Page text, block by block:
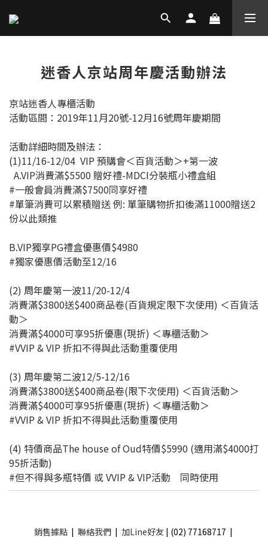
迷香人京站周年慶活動辦法
京站迷香人專櫃活動
活動區間：2019年11月20號-12月16號周年慶期間
活動詳細時間及辦法：
(1)11/16-12/04 VIP 預購會＜百貨活動＞+第一波
A.VIP消費滿$5500 贈好禮-MDCI分裝瓶小禮盒組
#一般會員消費滿$7500同享好禮
#單筆消費可以累積贈送 例: 單筆購物折扣後滿11000贈送2
份以此類推
B.VIP獨享PG禮盒優惠價$4980
#獨家優惠價活動至12/16
(2) 周年慶第一波11/20-12/4
消費滿$3800送$400商品卷(百貨規定限下次使用) ＜百貨活
動＞
消費滿$4000可享95折優惠(現折) ＜專櫃活動＞
#VVIP & VIP 折扣不得與此活動重覆使用
(3) 周年慶第二波12/5-12/16
消費滿$3800送$400商品卷(限下次使用) ＜百貨活動＞
消費滿$4000可享95折優惠(現折) ＜專櫃活動＞
#VVIP & VIP 折扣不得與此活動重覆使用
(4) 特價商品The house of Oud特價$5990 (適用滿$4000打
95折活動)
#但不得與多瓶特價 或 VVIP & VIP活動 同時使用
銷售據點| 聯絡我們| 加Line好友 | (02) 77168717 |